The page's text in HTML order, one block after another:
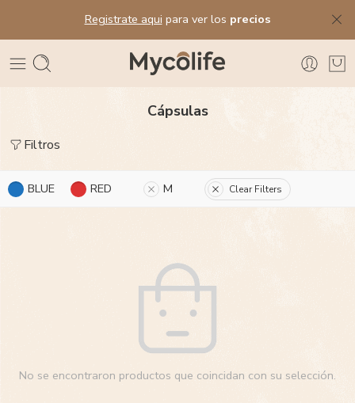
Registrate aqui para ver los precios
Cápsulas
Filtros
BLUE RED M Clear Filters
No se encontraron productos que coincidan con su selección.